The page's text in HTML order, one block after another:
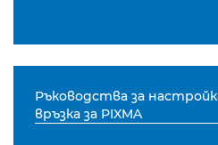
Ръководства за
връзка за PIXMA